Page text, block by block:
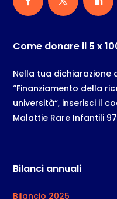
Come donare il 5 x
Nella tua dichiarazione
“Finanziamento della
università“, inserisci il
Malattie Rare Infantili
Bilanci annuali
Bilancio 2025